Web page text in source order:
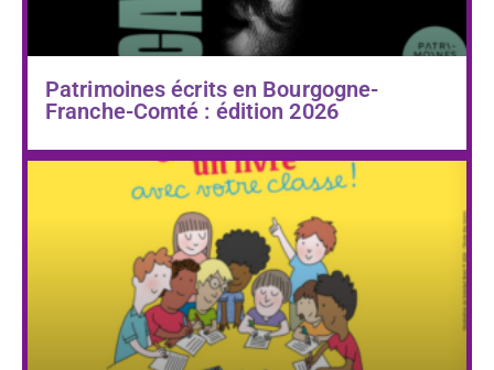
Patrimoines écrits en Bourgogne-
Franche-Comté : édition 2026